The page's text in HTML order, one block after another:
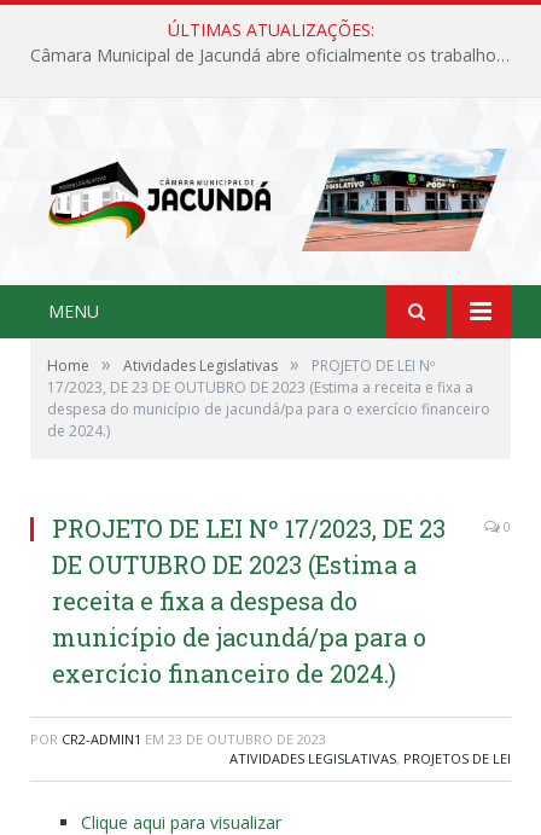
ÚLTIMAS ATUALIZAÇÕES:
Câmara Municipal de Jacundá abre oficialmente os trabalhos legislativos de 2026
MENU
Home » Atividades Legislativas »
PROJETO DE LEI Nº
17/2023, DE 23 DE OUTUBRO DE 2023 (Estima a receita e fixa a
despesa do município de jacundá/pa para o exercício financeiro
de 2024.)
PROJETO DE LEI Nº 17/2023, DE 23
DE OUTUBRO DE 2023 (Estima a
receita e fixa a despesa do
município de jacundá/pa para o
exercício financeiro de 2024.)
0
POR CR2-ADMIN1 EM 23 DE OUTUBRO DE 2023
ATIVIDADES LEGISLATIVAS, PROJETOS DE LEI
Clique aqui para visualizar